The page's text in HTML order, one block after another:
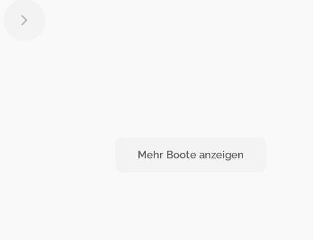
Mehr Boote anzeigen